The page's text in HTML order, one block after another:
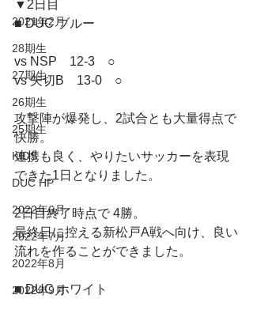
2021年2月
28期生
27期生
26期生
25期生
KIDS
DUC HP
2022年6月
2022年7月
2022年8月
2022年9月
▼2日目
■ DUC ブルー
vs NSP　12-3　○
vs 矢切B　13-0　○
攻撃陣が爆発し、2試合とも大量得点で
快勝。
連携も良く、やりたいサッカーを表現
できた1日となりました。
2日目終了時点で 4勝。
最終日に控える新松戸A戦へ向け、良い
流れを作ることができました。
■ DUC ホワイト